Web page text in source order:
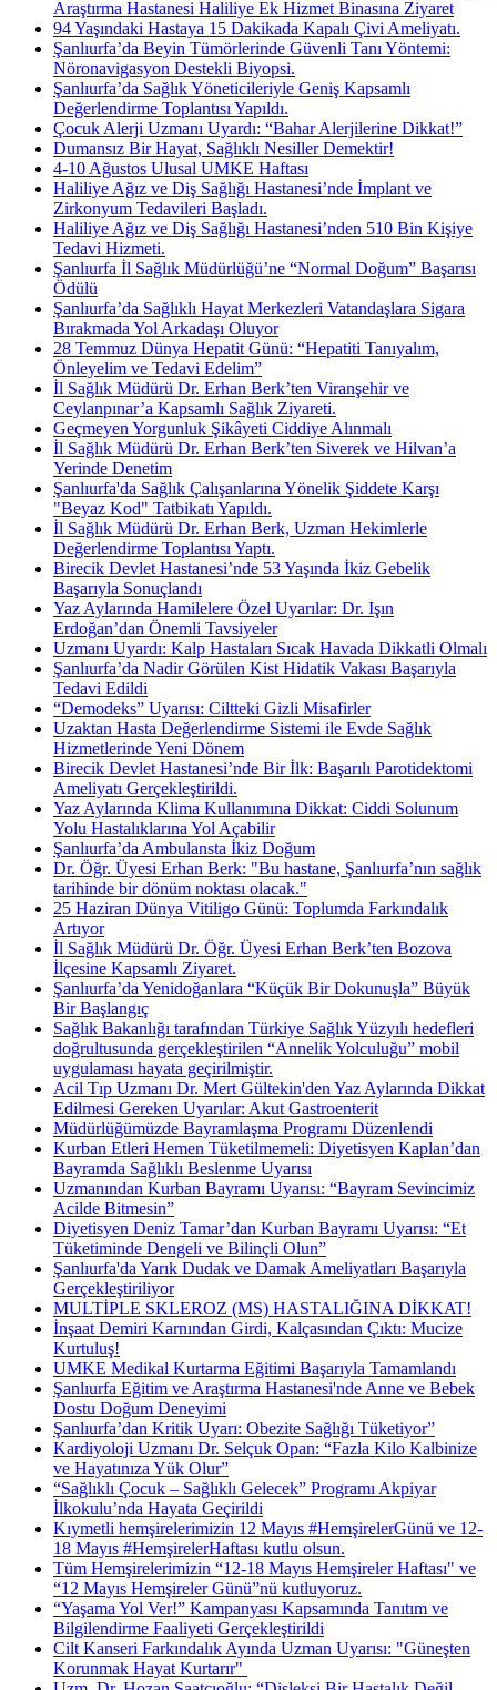
Araştırma Hastanesi Haliliye Ek Hizmet Binasına Ziyaret
94 Yaşındaki Hastaya 15 Dakikada Kapalı Çivi Ameliyatı.
Şanlıurfa’da Beyin Tümörlerinde Güvenli Tanı Yöntemi:
Nöronavigasyon Destekli Biyopsi.
Şanlıurfa’da Sağlık Yöneticileriyle Geniş Kapsamlı
Değerlendirme Toplantısı Yapıldı.
Çocuk Alerji Uzmanı Uyardı: “Bahar Alerjilerine Dikkat!”
Dumansız Bir Hayat, Sağlıklı Nesiller Demektir!
4-10 Ağustos Ulusal UMKE Haftası
Haliliye Ağız ve Diş Sağlığı Hastanesi’nde İmplant ve
Zirkonyum Tedavileri Başladı.
Haliliye Ağız ve Diş Sağlığı Hastanesi’nden 510 Bin Kişiye
Tedavi Hizmeti.
Şanlıurfa İl Sağlık Müdürlüğü’ne “Normal Doğum” Başarısı
Ödülü
Şanlıurfa’da Sağlıklı Hayat Merkezleri Vatandaşlara Sigara
Bırakmada Yol Arkadaşı Oluyor
28 Temmuz Dünya Hepatit Günü: “Hepatiti Tanıyalım,
Önleyelim ve Tedavi Edelim”
İl Sağlık Müdürü Dr. Erhan Berk’ten Viranşehir ve
Ceylanpınar’a Kapsamlı Sağlık Ziyareti.
Geçmeyen Yorgunluk Şikâyeti Ciddiye Alınmalı
İl Sağlık Müdürü Dr. Erhan Berk’ten Siverek ve Hilvan’a
Yerinde Denetim
Şanlıurfa'da Sağlık Çalışanlarına Yönelik Şiddete Karşı
"Beyaz Kod" Tatbikatı Yapıldı.
İl Sağlık Müdürü Dr. Erhan Berk, Uzman Hekimlerle
Değerlendirme Toplantısı Yaptı.
Birecik Devlet Hastanesi’nde 53 Yaşında İkiz Gebelik
Başarıyla Sonuçlandı
Yaz Aylarında Hamilelere Özel Uyarılar: Dr. Işın
Erdoğan’dan Önemli Tavsiyeler
Uzmanı Uyardı: Kalp Hastaları Sıcak Havada Dikkatli Olmalı
Şanlıurfa’da Nadir Görülen Kist Hidatik Vakası Başarıyla
Tedavi Edildi
“Demodeks” Uyarısı: Ciltteki Gizli Misafirler
Uzaktan Hasta Değerlendirme Sistemi ile Evde Sağlık
Hizmetlerinde Yeni Dönem
Birecik Devlet Hastanesi’nde Bir İlk: Başarılı Parotidektomi
Ameliyatı Gerçekleştirildi.
Yaz Aylarında Klima Kullanımına Dikkat: Ciddi Solunum
Yolu Hastalıklarına Yol Açabilir
Şanlıurfa’da Ambulansta İkiz Doğum
Dr. Öğr. Üyesi Erhan Berk: "Bu hastane, Şanlıurfa’nın sağlık
tarihinde bir dönüm noktası olacak."
25 Haziran Dünya Vitiligo Günü: Toplumda Farkındalık
Artıyor
İl Sağlık Müdürü Dr. Öğr. Üyesi Erhan Berk’ten Bozova
İlçesine Kapsamlı Ziyaret.
Şanlıurfa’da Yenidoğanlara “Küçük Bir Dokunuşla” Büyük
Bir Başlangıç
Sağlık Bakanlığı tarafından Türkiye Sağlık Yüzyılı hedefleri
doğrultusunda gerçekleştirilen “Annelik Yolculuğu” mobil
uygulaması hayata geçirilmiştir.
Acil Tıp Uzmanı Dr. Mert Gültekin'den Yaz Aylarında Dikkat
Edilmesi Gereken Uyarılar: Akut Gastroenterit
Müdürlüğümüzde Bayramlaşma Programı Düzenlendi
Kurban Etleri Hemen Tüketilmemeli: Diyetisyen Kaplan’dan
Bayramda Sağlıklı Beslenme Uyarısı
Uzmanından Kurban Bayramı Uyarısı: “Bayram Sevincimiz
Acilde Bitmesin”
Diyetisyen Deniz Tamar’dan Kurban Bayramı Uyarısı: “Et
Tüketiminde Dengeli ve Bilinçli Olun”
Şanlıurfa'da Yarık Dudak ve Damak Ameliyatları Başarıyla
Gerçekleştiriliyor
MULTİPLE SKLEROZ (MS) HASTALIĞINA DİKKAT!
İnşaat Demiri Karnından Girdi, Kalçasından Çıktı: Mucize
Kurtuluş!
UMKE Medikal Kurtarma Eğitimi Başarıyla Tamamlandı
Şanlıurfa Eğitim ve Araştırma Hastanesi'nde Anne ve Bebek
Dostu Doğum Deneyimi
Şanlıurfa’dan Kritik Uyarı: Obezite Sağlığı Tüketiyor”
Kardiyoloji Uzmanı Dr. Selçuk Opan: “Fazla Kilo Kalbinize
ve Hayatınıza Yük Olur”
“Sağlıklı Çocuk – Sağlıklı Gelecek” Programı Akpiyar
İlkokulu’nda Hayata Geçirildi
Kıymetli hemşirelerimizin 12 Mayıs #HemşirelerGünü ve 12-
18 Mayıs #HemşirelerHaftası kutlu olsun.
Tüm Hemşirelerimizin “12-18 Mayıs Hemşireler Haftası" ve
“12 Mayıs Hemşireler Günü”nü kutluyoruz.
“Yaşama Yol Ver!” Kampanyası Kapsamında Tanıtım ve
Bilgilendirme Faaliyeti Gerçekleştirildi
Cilt Kanseri Farkındalık Ayında Uzman Uyarısı: "Güneşten
Korunmak Hayat Kurtarır" ​